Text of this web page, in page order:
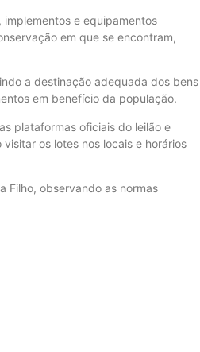
e equipamentos
em que se encontram,
a destinação adequada dos bens
em benefício da população.
plataformas oficiais do leilão e
os lotes nos locais e horários
Filho, observando as normas